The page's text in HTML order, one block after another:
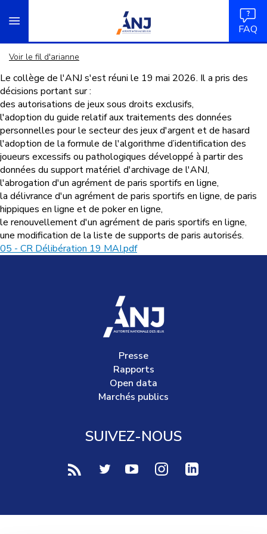
au
accueil
FAQ
Voir le fil d'arianne
Le collège de l'ANJ s'est réuni le 19 mai 2026. Il a pris des
décisions portant sur :
des autorisations de jeux sous droits exclusifs,
l'adoption du guide relatif aux traitements des données
personnelles pour le secteur des jeux d'argent et de hasard
l'adoption de la formule de l'algorithme d’identification des
joueurs excessifs ou pathologiques développé à partir des
données du support matériel d'archivage de l'ANJ,
l'abrogation d'un agrément de paris sportifs en ligne,
la délivrance d'un agrément de paris sportifs en ligne, de paris
hippiques en ligne et de poker en ligne,
le renouvellement d'un agrément de paris sportifs en ligne,
une modification de la liste de supports de paris autorisés.
05 - CR Délibération 19 MAI.pdf
accueil
Presse
Rapports
Open data
Marchés publics
SUIVEZ-NOUS
voir notre page rss (Nouvelle fenêtre)
voir notre page twitter (Nouvelle
voir notre page youtube-play
voir notre page